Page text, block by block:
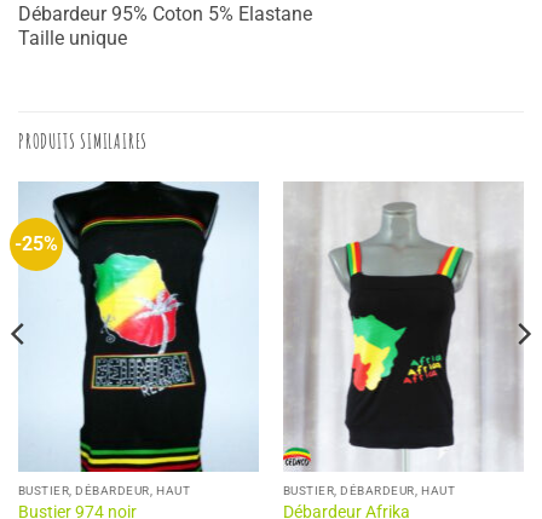
Débardeur 95% Coton 5% Elastane
Taille unique
PRODUITS SIMILAIRES
-25%
BUSTIER, DÉBARDEUR, HAUT
Bustier 974 noir
BUSTIER, DÉBARDEUR, HAUT
Débardeur Afrika